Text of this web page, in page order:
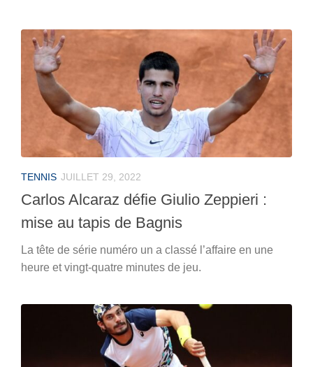
TENNIS JUILLET 29, 2022
Carlos Alcaraz défie Giulio Zeppieri :
mise au tapis de Bagnis
La tête de série numéro un a classé l’affaire en une
heure et vingt-quatre minutes de jeu.